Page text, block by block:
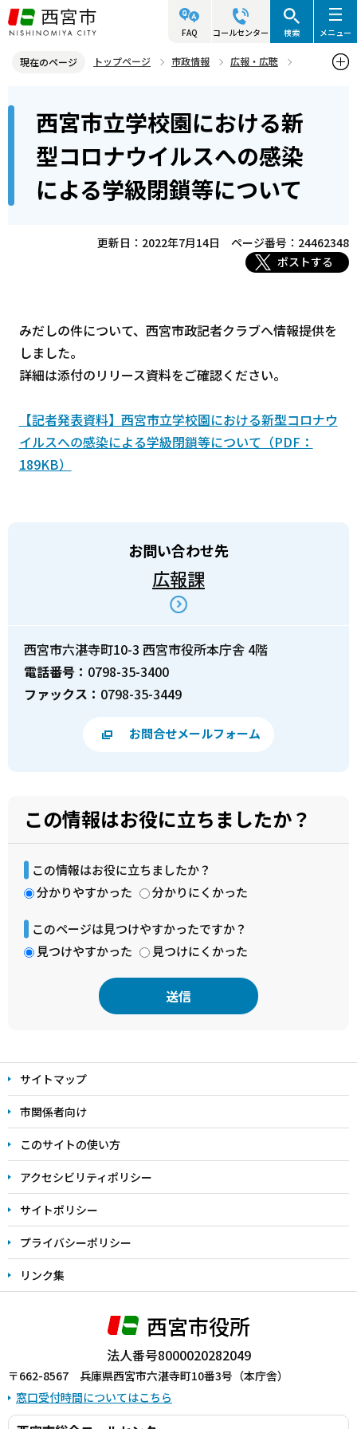
こ
の
ジ
す
FAQ コールセンター 検索 メニュー
現在のページ トップページ 市政情報
広報・広聴
西宮市立学校園における新型コロナウイルスへの感染による学級閉鎖
等について
ら
西宮市立学校園における新
型コロナウイルスへの感染
による学級閉鎖等について
更新日：2022年7月14日
ページ番号：24462348
ポストする
みだしの件について、西宮市政記者クラブへ情報提供を
しました。
詳細は添付のリリース資料をご確認ください。
【記者発表資料】西宮市立学校園における新型コロナウ
イルスへの感染による学級閉鎖等について（PDF：
189KB）
お問い合わせ先
広報課
西宮市六湛寺町10-3 西宮市役所本庁舎 4階
電話番号： 0798-35-3400
ファックス： 0798-35-3449
お問合せメールフォーム
この情報はお役に立ちましたか？
この情報はお役に立ちましたか？
分かりやすかった
分かりにくかった
このページは見つけやすかったですか？
見つけやすかった
見つけにくかった
文
こ
こ
ま
で
サイトマップ
市関係者向け
このサイトの使い方
アクセシビリティポリシー
サイトポリシー
プライバシーポリシー
リンク集
西宮市役所
法人番号8000020282049
〒662-8567 兵庫県西宮市六湛寺町10番3号（本庁舎）
窓口受付時間についてはこちら